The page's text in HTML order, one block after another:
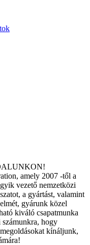
amely 2007 -től a
vezető nemzetközi
a gyártást, valamint
gyárunk közel
kiváló csapatmunka
számunkra, hogy
kínáljunk,